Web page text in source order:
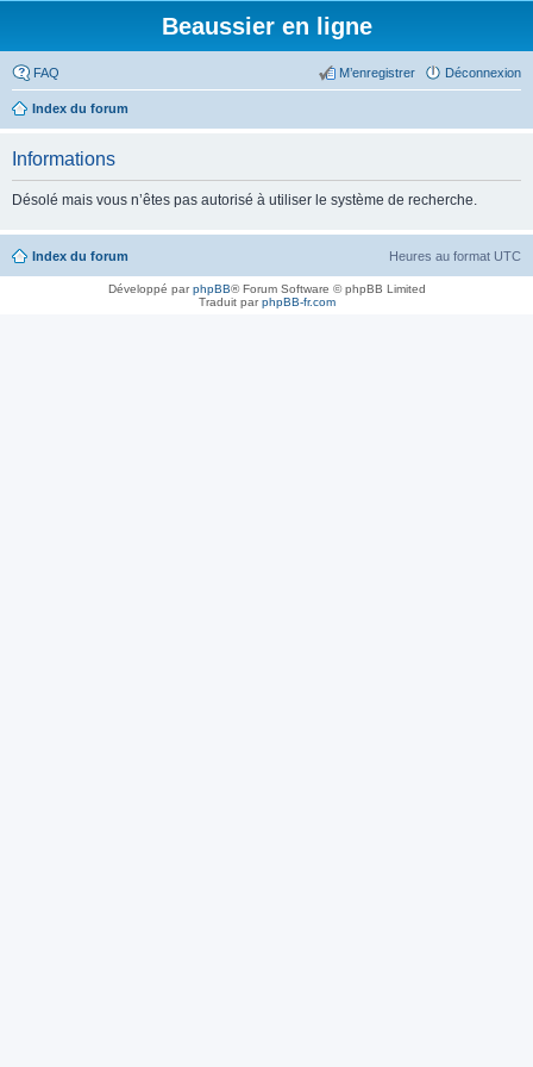
Beaussier en ligne
FAQ Déconnexion
M’enregistrer
Index du forum
Informations
Désolé mais vous n’êtes pas autorisé à utiliser le système de recherche.
Index du forum Heures au format UTC
Développé parphpBB® Forum Software © phpBB Limited
Traduit parphpBB-fr.com